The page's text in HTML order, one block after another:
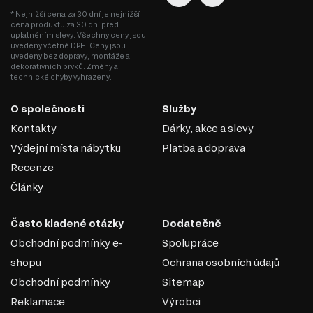
Snadné zpracování. Materiál se dobře hodí pro řezání, frézování a
vytváření složitých tvarů, což umožňuje realizaci originálních
designových řešení.
Ekologičnost. Kvalitní desky MDF jsou vyráběny s použitím
bezpečných pryskyřic, které splňují moderní ekologické standardy.
MDF je univerzální materiál, který spojuje estetiku,
* Nejnižší cena za 30 dní je nejnižší
cena produktu za 30 dní před
uplatněním slevy. Všechny ceny jsou
uvedeny včetně DPH. Ceny jsou
uvedeny bez dopravy, montáže a
dekorativních prvků. Změny a
technické chyby vyhrazeny.
O společnosti
Kontakty
Výdejní místa nábytku
Recenze
Články
Služby
Dárky, akce a slevy
Platba a doprava
Často kladené otázky
Obchodní podmínky e-
shopu
Obchodní podmínky
Reklamace
Dodatečně
Spolupráce
Ochrana osobních údajů
Sitemap
Výrobci